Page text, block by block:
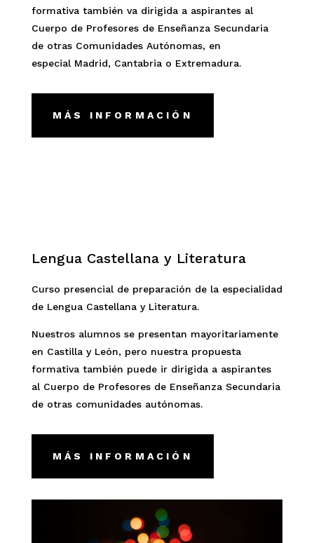
formativa también va dirigida a aspirantes al
Cuerpo de Profesores de Enseñanza Secundaria
de otras Comunidades Autónomas, en
especial Madrid, Cantabria o Extremadura.
MÁS INFORMACIÓN
Lengua Castellana y Literatura
Curso presencial de preparación de la especialidad
de Lengua Castellana y Literatura.
Nuestros alumnos se presentan mayoritariamente
en Castilla y León, pero nuestra propuesta
formativa también puede ir dirigida a aspirantes
al Cuerpo de Profesores de Enseñanza Secundaria
de otras comunidades autónomas.
MÁS INFORMACIÓN